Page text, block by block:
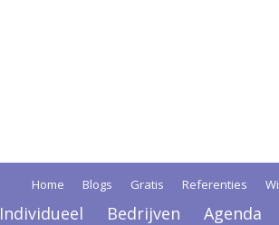
Home Blogs Gratis Referenties
Individueel Bedrijven Agenda